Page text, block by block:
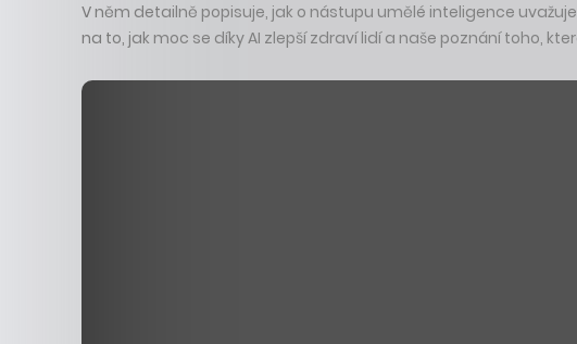
V něm detailně popisuje, jak o nástupu umělé inteligence
na to, jak moc se díky AI zlepší zdraví lidí a naše poznání toho,